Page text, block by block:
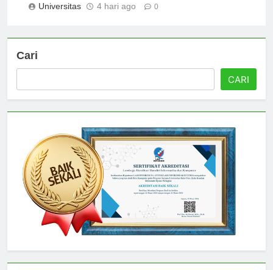
Universitas 4 hari ago 0
Cari
CARI